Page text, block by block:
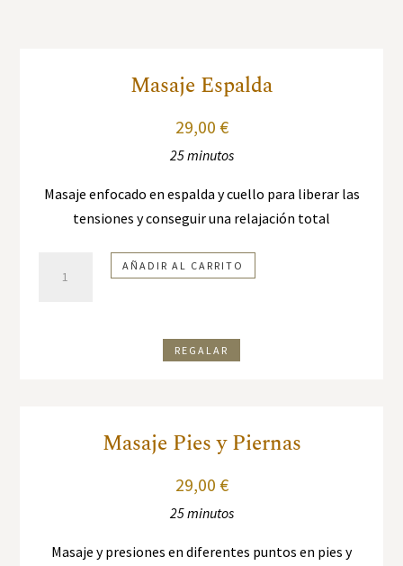
Masaje Espalda
29,00 €
25 minutos
Masaje enfocado en espalda y cuello para liberar las
tensiones y conseguir una relajación total
AÑADIR AL CARRITO
REGALAR
Masaje Pies y Piernas
29,00 €
25 minutos
Masaje y presiones en diferentes puntos en pies y